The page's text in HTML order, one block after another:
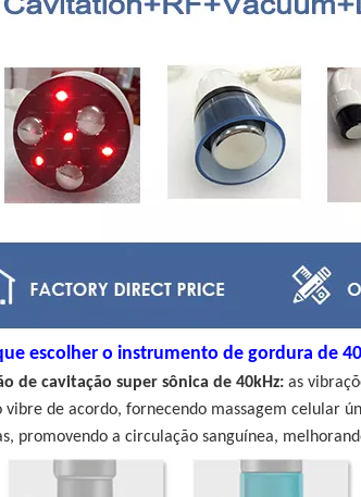
escolher o instrumento de gordura de
de cavitação super sônica de 40kHz: as
vibre de acordo, fornecendo massagem celular
promovendo a circulação sanguínea,